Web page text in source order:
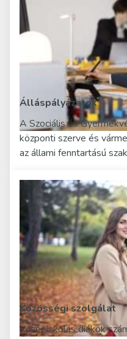
Álláspályázatok
A Szociális és
központi szerve és
az állami fenntartású
Közösségi szolgálat
Középiskolás diákok